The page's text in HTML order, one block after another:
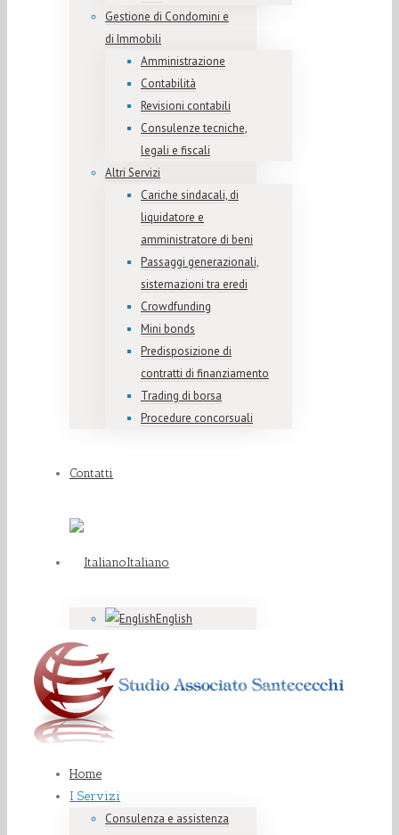
Gestione di Condomini e
di Immobili
Amministrazione
Contabilità
Revisioni contabili
Consulenze tecniche,
legali e fiscali
Altri Servizi
Cariche sindacali, di
liquidatore e
amministratore di beni
Passaggi generazionali,
sistemazioni tra eredi
Crowdfunding
Mini bonds
Predisposizione di
contratti di finanziamento
Trading di borsa
Procedure concorsuali
Contatti
Italiano
English
Home
I Servizi
Consulenza e assistenza